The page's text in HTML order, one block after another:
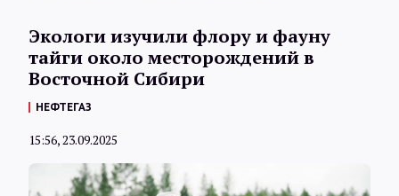
Новости
Экологи изучили флору и фауну
тайги около месторождений в
Восточной Сибири
НЕФТЕГАЗ
15:56, 23.09.2025